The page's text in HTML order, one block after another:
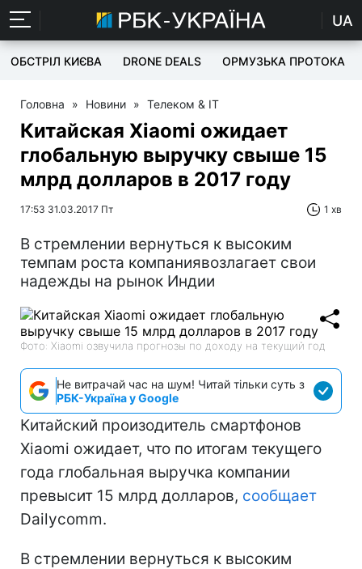
UA
ОБСТРІЛ КИЄВА DRONE DEALS ОРМУЗЬКА ПРОТОКА
Головна » Новини » Телеком & IT
Китайская Xiaomi ожидает
глобальную выручку свыше 15
млрд долларов в 2017 году
17:53 31.03.2017 Пт 1 хв
В стремлении вернуться к высоким
темпам роста компаниявозлагает свои
надежды на рынок Индии
Фото: Xiaomi озвучила прогнозы по доходу на текущий год
Не витрачай час на шум! Читай тільки суть з
РБК-Україна у Google
Китайский произодитель смартфонов
Xiaomi ожидает, что по итогам текущего
года глобальная выручка компании
превысит 15 млрд долларов, сообщает
Dailycomm.
В стремлении вернуться к высоким